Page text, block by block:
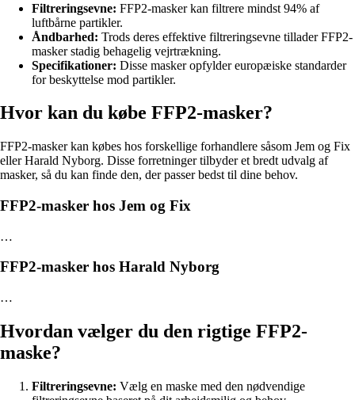
Filtreringsevne: FFP2-masker kan filtrere mindst 94% af
luftbårne partikler.
Åndbarhed: Trods deres effektive filtreringsevne tillader FFP2-
masker stadig behagelig vejrtrækning.
Specifikationer: Disse masker opfylder europæiske standarder
for beskyttelse mod partikler.
Hvor kan du købe FFP2-masker?
FFP2-masker kan købes hos forskellige forhandlere såsom Jem og Fix
eller Harald Nyborg. Disse forretninger tilbyder et bredt udvalg af
masker, så du kan finde den, der passer bedst til dine behov.
FFP2-masker hos Jem og Fix
…
FFP2-masker hos Harald Nyborg
…
Hvordan vælger du den rigtige FFP2-
maske?
Filtreringsevne: Vælg en maske med den nødvendige